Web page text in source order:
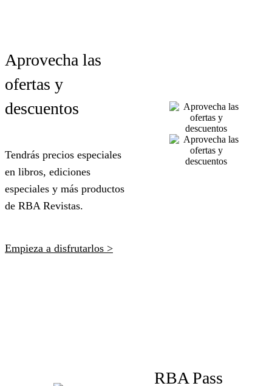
Aprovecha las
ofertas y
descuentos
Tendrás precios especiales
en libros, ediciones
especiales y más productos
de RBA Revistas.
Empieza a disfrutarlos >
RBA Pass